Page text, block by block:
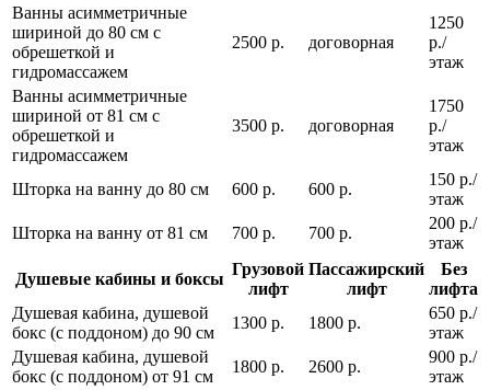
Ванны асимметричные
шириной до 80 см с
обрешеткой и
гидромассажем
2500 р. договорная
1250
р./
этаж
Ванны асимметричные
шириной от 81 см с
обрешеткой и
гидромассажем
3500 р. договорная
1750
р./
этаж
Шторка на ванну до 80 см 600 р. 600 р.
150 р./
этаж
Шторка на ванну от 81 см
700 р. 700 р.
200 р./
этаж
Душевые кабины и боксы
Грузовой
лифт
Пассажирский
лифт
Без
лифта
Душевая кабина, душевой
бокс (с поддоном) до 90 см
1300 р. 1800 р.
650 р./
этаж
Душевая кабина, душевой
бокс (с поддоном) от 91 см
1800 р. 2600 р.
900 р./
этаж